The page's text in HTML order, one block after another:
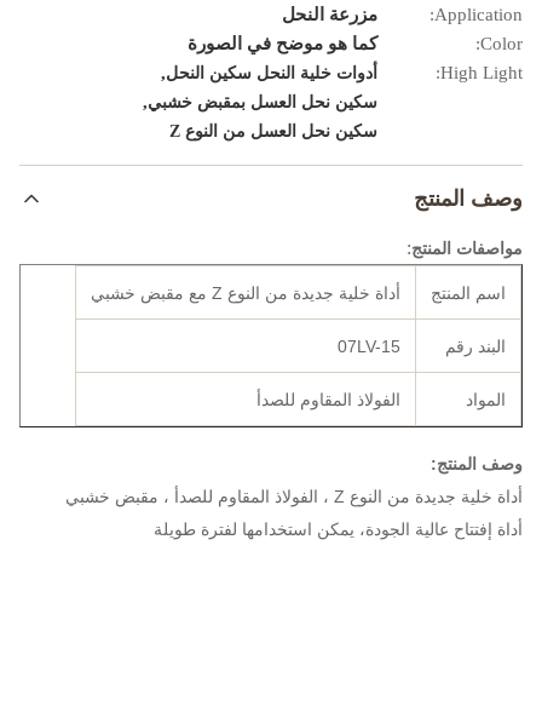
Application:
مزرعة النحل
Color:
كما هو موضح في الصورة
High Light:
أدوات خلية النحل سكين النحل,
سكين نحل العسل بمقبض خشبي,
سكين نحل العسل من النوع Z
وصف المنتج
مواصفات المنتج:
اسم المنتج أداة خلية جديدة من النوع Z مع مقبض خشبي
البند رقم 07LV-15
المواد الفولاذ المقاوم للصدأ
وصف المنتج:
أداة خلية جديدة من النوع Z ، الفولاذ المقاوم للصدأ ، مقبض خشبي
أداة إفتتاح عالية الجودة، يمكن استخدامها لفترة طويلة